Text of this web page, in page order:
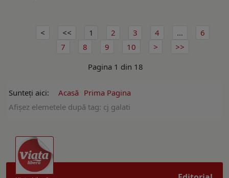
1 2 3 4 ...
6
7
8 9
10
Pagina 1 din 18
Sunteți aici: Acasă Prima Pagina
Afişez elemetele după tag: cj galati